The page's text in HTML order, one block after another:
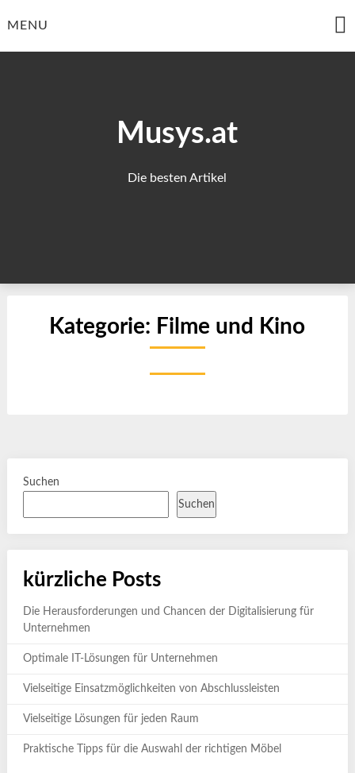
toMENU
Musys.at
Die besten Artikel
Kategorie: Filme und Kino
Suchen
Suchen
kürzliche Posts
Die Herausforderungen und Chancen der Digitalisierung für
Unternehmen
Optimale IT-Lösungen für Unternehmen
Vielseitige Einsatzmöglichkeiten von Abschlussleisten
Vielseitige Lösungen für jeden Raum
Praktische Tipps für die Auswahl der richtigen Möbel